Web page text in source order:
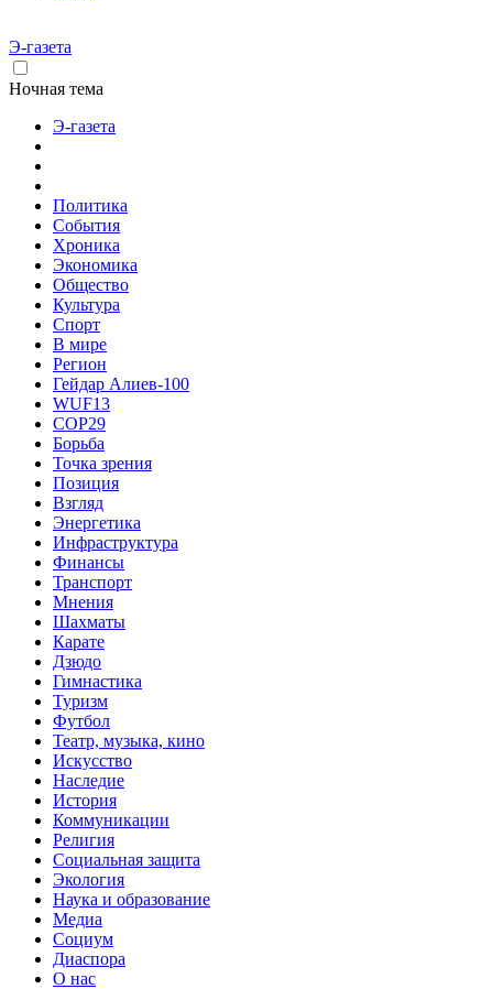
Э-газета
Ночная тема
Э-газета
Политика
События
Хроника
Экономика
Общество
Культура
Спорт
В мире
Регион
Гейдар Алиев-100
WUF13
COP29
Борьба
Точка зрения
Позиция
Взгляд
Энергетика
Инфраструктура
Финансы
Транспорт
Мнения
Шахматы
Карате
Дзюдо
Гимнастика
Туризм
Футбол
Театр, музыка, кино
Искусство
Наследие
История
Коммуникации
Религия
Социальная защита
Экология
Наука и образование
Медиа
Социум
Диаспора
О нас